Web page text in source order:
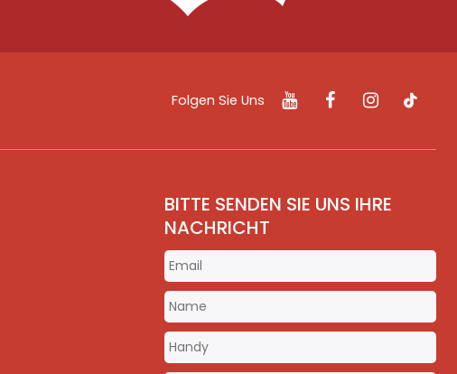
Folgen Sie Uns
BITTE SENDEN SIE UNS IHRE
NACHRICHT